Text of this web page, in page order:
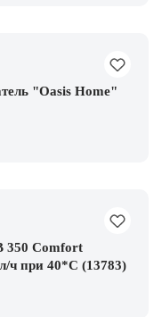
"Oasis Home"
350 Comfort
ч при 40*С (13783)